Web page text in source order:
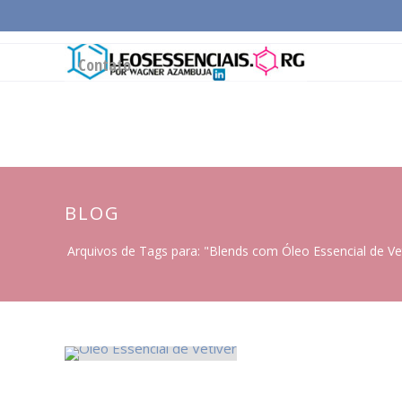
Contato
BLOG
Arquivos de Tags para: "Blends com Óleo Essencial de